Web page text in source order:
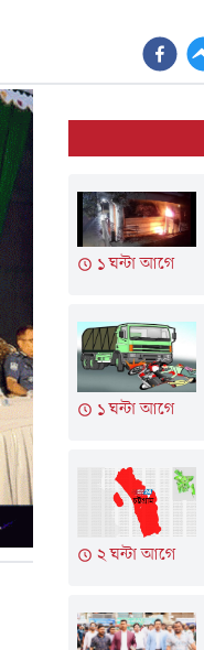
১ ঘন্টা আগে
১ ঘন্টা আগে
২ ঘন্টা আগে